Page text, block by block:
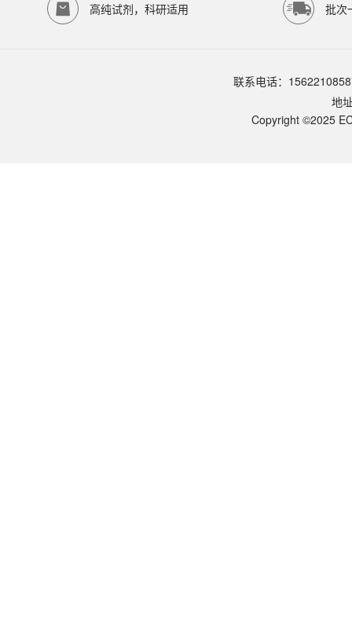
ECOTOP SCIENTIFIC
参照产品说明书中的保存条件。一般生物科研试剂建议在2-8℃或-
SCIENTIFIC常规库存产品一般1-3个工作日内发货。如遇缺
高纯试剂，科研适用 批次
联系电话：
地
Copyright ©2025